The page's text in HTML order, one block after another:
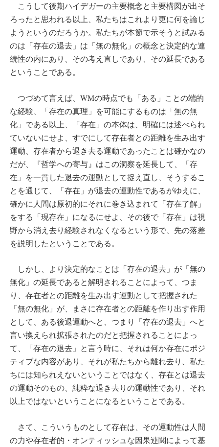
こうして後期ハイデガーの主要概念と主要構図が出そ
ろったと思われる以上、私たちはこれより更に何を論じ
ようというのだろうか。私たちが本節で示そうと試みる
のは「存在の退去」は「無の無化」の概念と決定的な連
続性の内にあり、その考え直しであり、その延長である
ということである。
つづめて言えば、WMの時点でも「ある」ことの端的
な経験、「存在の真理」を可能にするものは「無の無
化」である以上、「存在」の本体は、明確には述べられ
ていないにせよ、すでにして存在者との距離を生み出す
運動、存在者から退き去る運動であったことは確かなの
だが、『哲学への寄与』はこの洞察を延長して、「存
在」を一貫した退去の運動として捉え直し、そうするこ
とを通じて、「存在」が退去の運動性であるがゆえに、
確かに人間は原初的にそれに巻き込まれて「存在了解」
をする「現存在」になるにせよ、その後で「存在」は視
野から消え去り経験されなくなるという形で、先の落差
を説明したということである。
しかし、より決定的なことは「存在の退去」が「無の
無化」の延長であると解明されることによって、つま
り、存在者との距離を生み出す運動として把握された
「無の無化」が、まさに存在者との距離を作り出す作用
として、ある後退運動へと、つまり「存在の退去」へと
言い換えられ拡張されたのだと把握されることによっ
て、「存在の退去」と言う時に、それは何か存在にポジ
ティブな内容があり、それが私たちから離れ去り、私た
ちには知られえないということではなく、存在とは退去
の運動そのもの、純粋な退き去りの運動性であり、それ
以上ではないということになるということである。
さて、こういうものとして存在は、その運動性は人間
の力や存在者的・オンティッシュな因果連関によって基